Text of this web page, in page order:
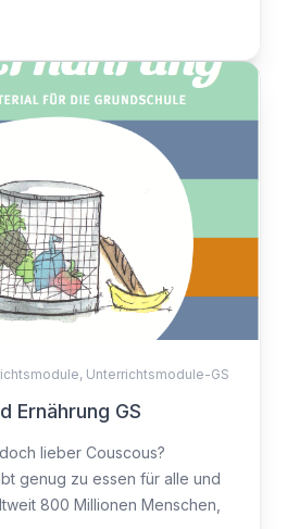
, Unterrichtsmodule-GS
Ernährung GS
lieber Couscous?
genug zu essen für alle und
800 Millionen Menschen,